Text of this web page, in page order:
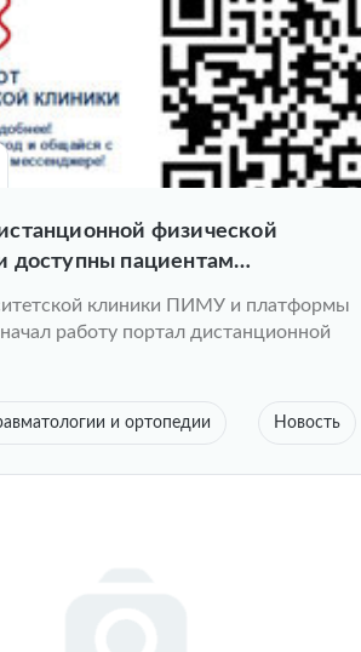
физической
доступны пациентам
клиники ПИМУ
клиники ПИМУ и платформы
работу портал дистанционной
и ортопедии Новость